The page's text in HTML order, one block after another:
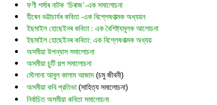
ফণী শৰ্মাৰ নাটক ‘চিৰাজ’-এক সমালোচনা
হীৰেন ভট্টাচাৰ্যৰ কবিতা -এক বিশ্লেষণাত্মক অধ্যয়ন
ইছমাইল হোছেইনৰ কবিতা : এক বৈশিষ্ট্যমূলক আলোচনা
ইছমাইল হোছেইনৰ কবিতা: এক বিশ্লেষণাত্মক অধ্যয়
অসমীয়া উপন্যাস সমালোচনা
অসমীয়া চুটি গল্প সমালোচনা
মৌলানা আবুল কালাম আজাদ (চমু জীবনী)
অসমীয়া কবি প্রতিভা (সাহিত্য সমালোচনা)
নির্বাচিত অসমীয়া কবিতা সমালোচনা